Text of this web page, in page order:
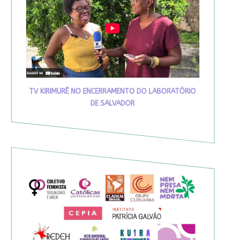
TV KIRIMURÊ NO ENCERRAMENTO DO LABORATÓRIO
DE SALVADOR